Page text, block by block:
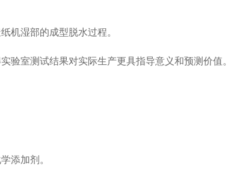
机湿部的成型脱水过程。
验室测试结果对实际生产更具指导意义和预测价值。
添加剂。